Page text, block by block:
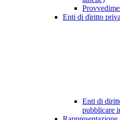
Enti di diritto
Enti di
pubblicare